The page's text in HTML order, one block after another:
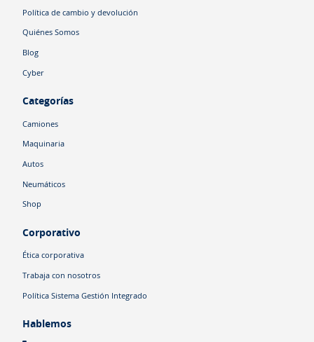
Política de cambio y devolución
Quiénes Somos
Blog
Cyber
Categorías
Camiones
Maquinaria
Autos
Neumáticos
Shop
Corporativo
Ética corporativa
Trabaja con nosotros
Política Sistema Gestión Integrado
Hablemos